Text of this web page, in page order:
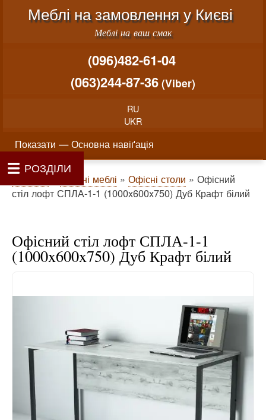
Перейти до основного
Меню облікового запису користувача
Меблі на замовлення у Києві
Меблі на ваш смак
(096)482-61-04
(063)244-87-36 (Viber)
RU
UKR
Основна навіґація
Показати — Основна навіґація
Головна
Як проводиться замовлення меблів
Про нас
Матеріали та фурнітура
Вартість виготовлення меблів
Контакти
Фотогалерея
Рядок навіґації
Головна Офісні меблі Офісні столи
Офісний
стіл лофт СПЛА-1-1 (1000x600x750) Дуб Крафт білий
Офісний стіл лофт СПЛА-1-1
(1000x600x750) Дуб Крафт білий
РОЗДІЛИ